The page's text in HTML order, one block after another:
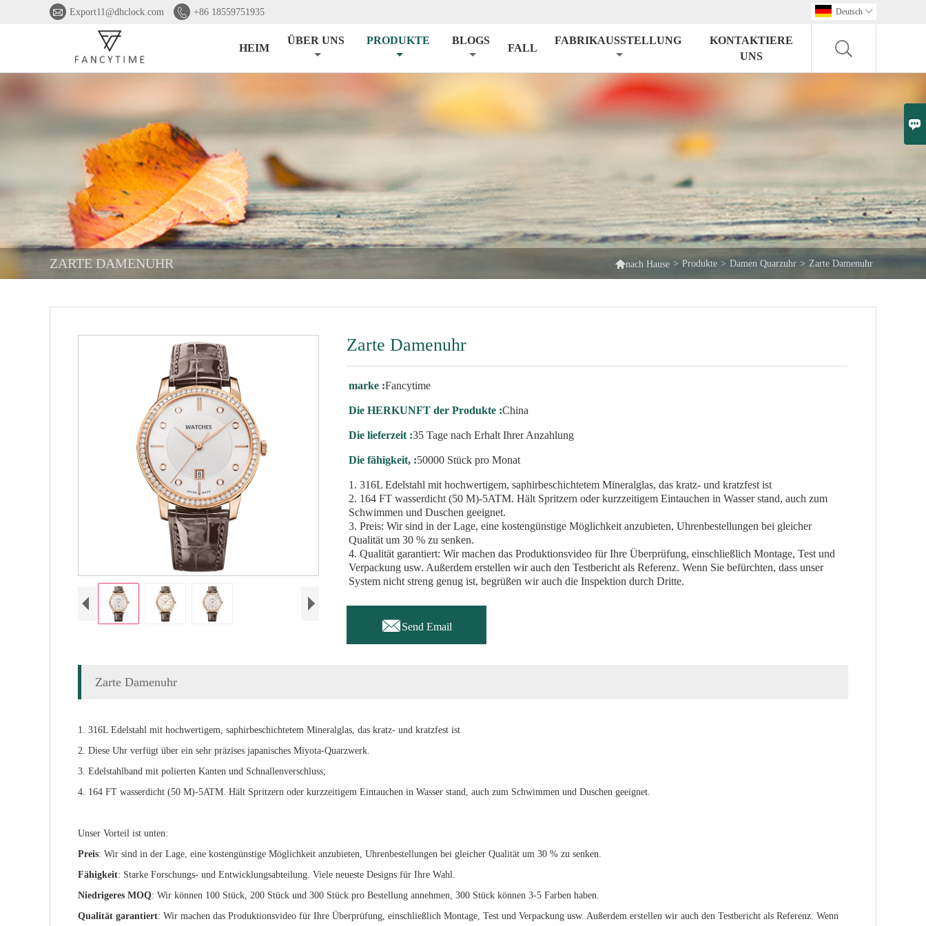

 Export11@dhclock.com  +86 18559751935 Deutsch 
HEIM
ÜBER UNS PRODUKTE BLOGS
FALL
FABRIKAUSSTELLUNG
KONTAKTIERE
UNS
ZARTE DAMENUHR nach Hause > Produkte > Damen Quarzuhr > Zarte Damenuhr
Zarte Damenuhr
marke :Fancytime
Die HERKUNFT der Produkte :China
Die lieferzeit :35 Tage nach Erhalt Ihrer Anzahlung
Die fähigkeit, :50000 Stück pro Monat
1. 316L Edelstahl mit hochwertigem, saphirbeschichtetem Mineralglas, das kratz- und kratzfest ist
2. 164 FT wasserdicht (50 M)-5ATM. Hält Spritzern oder kurzzeitigem Eintauchen in Wasser stand, auch zum
Schwimmen und Duschen geeignet.
3. Preis: Wir sind in der Lage, eine kostengünstige Möglichkeit anzubieten, Uhrenbestellungen bei gleicher
Qualität um 30 % zu senken.
4. Qualität garantiert: Wir machen das Produktionsvideo für Ihre Überprüfung, einschließlich Montage, Test und
Verpackung usw. Außerdem erstellen wir auch den Testbericht als Referenz. Wenn Sie befürchten, dass unser
System nicht streng genug ist, begrüßen wir auch die Inspektion durch Dritte.
Send Email
Zarte Damenuhr
1. 316L Edelstahl mit hochwertigem, saphirbeschichtetem Mineralglas, das kratz- und kratzfest ist
2. Diese Uhr verfügt über ein sehr präzises japanisches Miyota-Quarzwerk.
3. Edelstahlband mit polierten Kanten und Schnallenverschluss;
4. 164 FT wasserdicht (50 M)-5ATM. Hält Spritzern oder kurzzeitigem Eintauchen in Wasser stand, auch zum Schwimmen und Duschen geeignet.
Unser Vorteil ist unten:
Preis: Wir sind in der Lage, eine kostengünstige Möglichkeit anzubieten, Uhrenbestellungen bei gleicher Qualität um 30 % zu senken.
Fähigkeit: Starke Forschungs- und Entwicklungsabteilung. Viele neueste Designs für Ihre Wahl.
Niedrigeres MOQ: Wir können 100 Stück, 200 Stück und 300 Stück pro Bestellung annehmen, 300 Stück können 3-5 Farben haben.
Qualität garantiert: Wir machen das Produktionsvideo für Ihre Überprüfung, einschließlich Montage, Test und Verpackung usw. Außerdem erstellen wir auch den Testbericht als Referenz. Wenn